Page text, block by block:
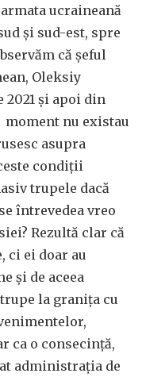
ucraineană
și sud-est, spre
că șeful
Oleksiy
2021 și apoi din
moment nu existau
asupra
condiții
trupele dacă
întrevedea vreo
Rezultă clar că
ci ei doar au
și de aceea
la granița cu
ca o consecință,
administrația de